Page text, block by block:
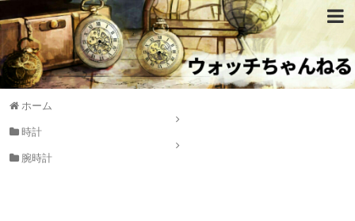
ホーム
時計
腕時計